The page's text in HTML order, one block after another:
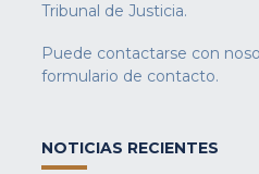
Tribunal de Justicia.
Puede contactarse con
formulario de contacto.
NOTICIAS RECIENTES